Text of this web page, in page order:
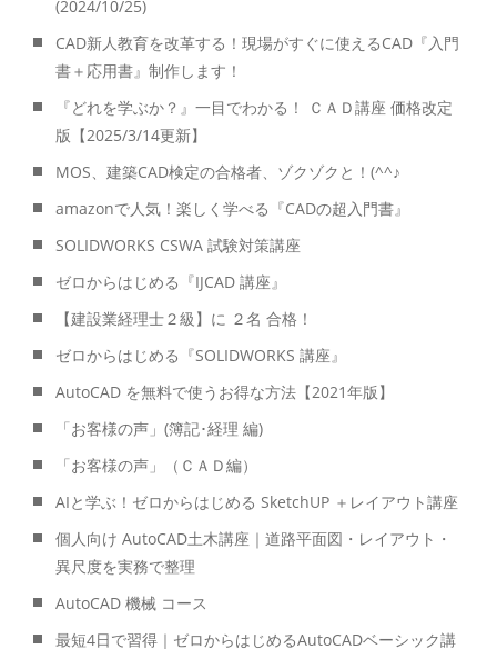
(2024/10/25)
CAD新人教育を改革する！現場がすぐに使えるCAD『入門
書＋応用書』制作します！
『どれを学ぶか？』一目でわかる！ ＣＡＤ講座 価格改定
版【2025/3/14更新】
MOS、建築CAD検定の合格者、ゾクゾクと！(^^♪
amazonで人気！楽しく学べる『CADの超入門書』
SOLIDWORKS CSWA 試験対策講座
ゼロからはじめる『IJCAD 講座』
【建設業経理士２級】に ２名 合格！
ゼロからはじめる『SOLIDWORKS 講座』
AutoCAD を無料で使うお得な方法【2021年版】
「お客様の声」(簿記･経理 編)
「お客様の声」（ＣＡＤ編）
AIと学ぶ！ゼロからはじめる SketchUP ＋レイアウト講座
個人向け AutoCAD土木講座｜道路平面図・レイアウト・
異尺度を実務で整理
AutoCAD 機械 コース
最短4日で習得｜ゼロからはじめるAutoCADベーシック講